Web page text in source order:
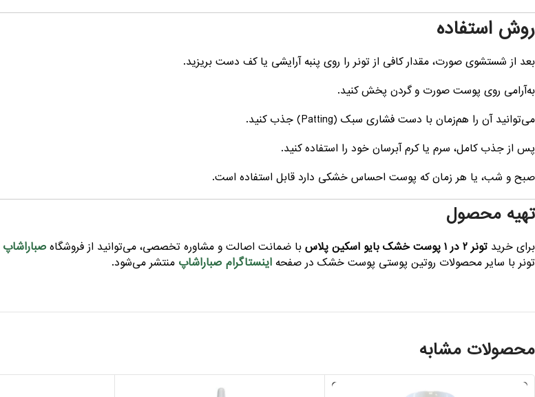
روش استفاده
بعد از شستشوی صورت، مقدار کافی از تونر را روی پنبه آرایشی یا کف دست بریزید.
به‌آرامی روی پوست صورت و گردن پخش کنید.
می‌توانید آن را هم‌زمان با دست فشاری سبک (Patting) جذب کنید.
پس از جذب کامل، سرم یا کرم آبرسان خود را استفاده کنید.
صبح و شب، یا هر زمان که پوست احساس خشکی دارد قابل استفاده است.
تهیه محصول
برای خرید تونر ۲ در ۱ پوست خشک بایو اسکین پلاس با ضمانت اصالت و مشاوره تخصصی، می‌توانید از فروشگاه صباراشاپ
تونر با سایر محصولات روتین پوستی پوست خشک در صفحه اینستاگرام صباراشاپ منتشر می‌شود.
محصولات مشابه